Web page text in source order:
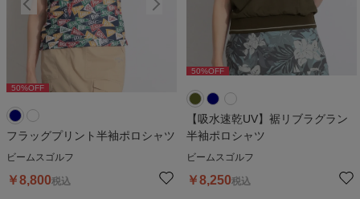
50%OFF %OFF
フラッグプリント半袖ポロシャツ
ビームスゴルフ
￥8,800税込
50%OFF
【吸水速乾UV】裾リブラグラン
半袖ポロシャツ
ビームスゴルフ
￥8,250税込